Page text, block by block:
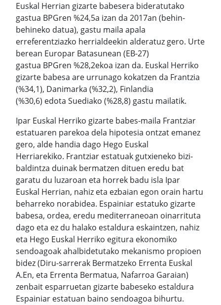
Euskal Herrian gizarte babesera bideratutako
gastua BPGren %24,5a izan da 2017an (behin-
behineko datua), gastu maila apala
erreferentziazko herrialdeekin alderatuz gero. Urte
berean Europar Batasunean (EB-27)
gastua BPGren %28,2ekoa izan da. Euskal Herriko
gizarte babesa are urrunago kokatzen da Frantzia
(%34,1), Danimarka (%32,2), Finlandia
(%30,6) edota Suediako (%28,8) gastu mailatik.
Ipar Euskal Herriko gizarte babes-maila Frantziar
estatuaren parekoa dela hipotesia ontzat emanez
gero, alde handia dago Hego Euskal
Herriarekiko. Frantziar estatuak gutxieneko bizi-
baldintza duinak bermatzen dituen eredu bat
garatu du luzaroan eta horrek badu isla Ipar
Euskal Herrian, nahiz eta ezbaian egon orain hartu
beharreko norabidea. Espainiar estatuko gizarte
babesa, ordea, eredu mediterraneoan oinarrituta
dago eta ez du halako estaldura eskaintzen, nahiz
eta Hego Euskal Herriko egitura ekonomiko
sendoagoak ahalbidetutako mekanismo propioen
bidez (Diru-sarrerak Bermatzeko Errenta Euskal
A.En, eta Errenta Bermatua, Nafarroa Garaian)
zenbait esparruetan gizarte babeseko estaldura
Espainiar estatuan baino sendoagoa bihurtu.